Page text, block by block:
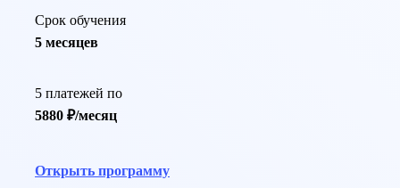
Срок обучения
5 месяцев
5 платежей по
5880 ₽/месяц
Открыть программу